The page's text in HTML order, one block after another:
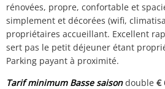
rénovées, propre, confortable et
simplement et décorées (wifi,
propriétaires accueillant. Excellent
sert pas le petit déjeuner étant
Parking payant à proximité.
Tarif minimum Basse saisondouble€